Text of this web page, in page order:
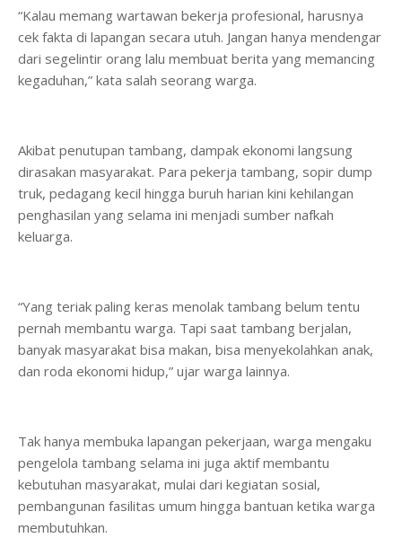
“Kalau memang wartawan bekerja profesional, harusnya
cek fakta di lapangan secara utuh. Jangan hanya mendengar
dari segelintir orang lalu membuat berita yang memancing
kegaduhan,” kata salah seorang warga.
Akibat penutupan tambang, dampak ekonomi langsung
dirasakan masyarakat. Para pekerja tambang, sopir dump
truk, pedagang kecil hingga buruh harian kini kehilangan
penghasilan yang selama ini menjadi sumber nafkah
keluarga.
“Yang teriak paling keras menolak tambang belum tentu
pernah membantu warga. Tapi saat tambang berjalan,
banyak masyarakat bisa makan, bisa menyekolahkan anak,
dan roda ekonomi hidup,” ujar warga lainnya.
Tak hanya membuka lapangan pekerjaan, warga mengaku
pengelola tambang selama ini juga aktif membantu
kebutuhan masyarakat, mulai dari kegiatan sosial,
pembangunan fasilitas umum hingga bantuan ketika warga
membutuhkan.